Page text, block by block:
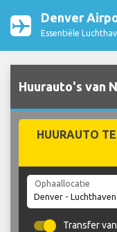
Denver
Essentiële
Huurauto's van
HUURAUTO
Ophaallocatie
Transfer